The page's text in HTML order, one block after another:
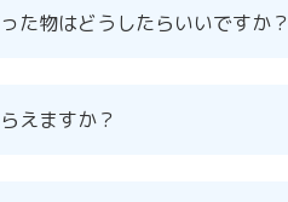
た物はどうしたらいいですか？
えますか？